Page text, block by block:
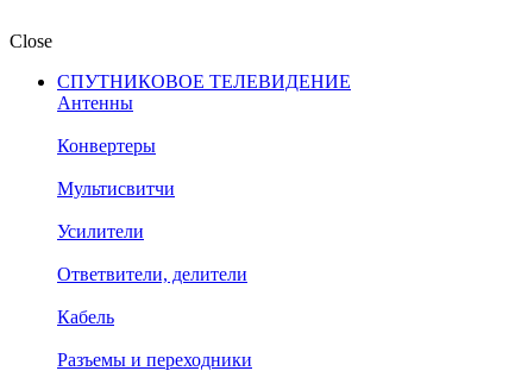
Close
СПУТНИКОВОЕ ТЕЛЕВИДЕНИЕ
Антенны
Конвертеры
Мультисвитчи
Усилители
Ответвители, делители
Кабель
Разъемы и переходники